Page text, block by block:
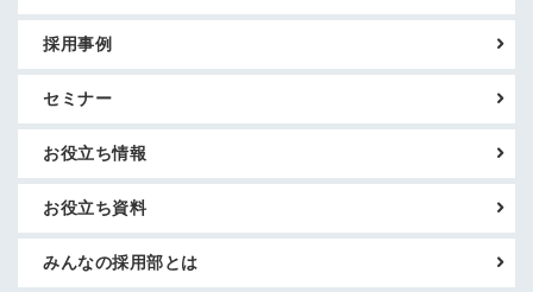
採用事例
セミナー
お役立ち情報
お役立ち資料
みんなの採用部とは